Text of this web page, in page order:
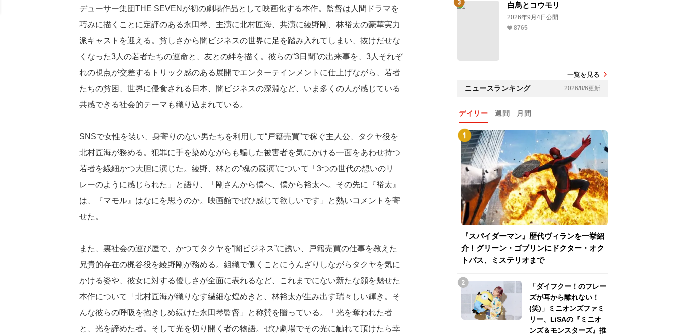
デューサー集団THE SEVENが初の劇場作品として映画化する本作。監督は人間ドラマを
巧みに描くことに定評のある永田琴、主演に北村匠海、共演に綾野剛、林裕太の豪華実力
派キャストを迎える。貧しさから闇ビジネスの世界に足を踏み入れてしまい、抜けだせな
くなった3人の若者たちの運命と、友との絆を描く。彼らの“3日間”の出来事を、3人それぞ
れの視点が交差するトリック感のある展開でエンターテインメントに仕上げながら、若者
たちの貧困、世界に侵食される日本、闇ビジネスの深淵など、いま多くの人が感じている
共感できる社会的テーマも織り込まれている。
SNSで女性を装い、身寄りのない男たちを利用して“戸籍売買”で稼ぐ主人公、タクヤ役を
北村匠海が務める。犯罪に手を染めながらも騙した被害者を気にかける一面をあわせ持つ
若者を繊細かつ大胆に演じた。綾野、林との“魂の競演”について「3つの世代の想いのリ
レーのように感じられた」と語り、「剛さんから僕へ、僕から裕太へ。その先に『裕太』
は、『マモル』はなにを思うのか。映画館でぜひ感じて欲しいです」と熱いコメントを寄
せた。
また、裏社会の運び屋で、かつてタクヤを“闇ビジネス”に誘い、戸籍売買の仕事を教えた
兄貴的存在の梶谷役を綾野剛が務める。組織で働くことにうんざりしながらタクヤを気に
かける姿や、彼女に対する優しさが全面に表れるなど、これまでにない新たな顔を魅せた
本作について「北村匠海が織りなす繊細な煌めきと、林裕太が生み出す瑞々しい輝き。そ
んな彼らの呼吸を抱きしめ続けた永田琴監督」と称賛を贈っている。「光を奪われた者
と、光を諦めた者。そして光を切り開く者の物語。ぜひ劇場でその光に触れて頂けたら幸
白鳥とコウモリ
2026年9月4日公開
8765
一覧を見る
ニュースランキング 2026/8/6更新
デイリー 週間 月間
『スパイダーマン』歴代ヴィランを一挙紹
介！グリーン・ゴブリンにドクター・オク
トパス、ミステリオまで
「ダイフクー！のフレー
ズが耳から離れない！
(笑)」ミニオンズファミ
リー、LiSAの『ミニオ
ンズ＆モンスターズ』推